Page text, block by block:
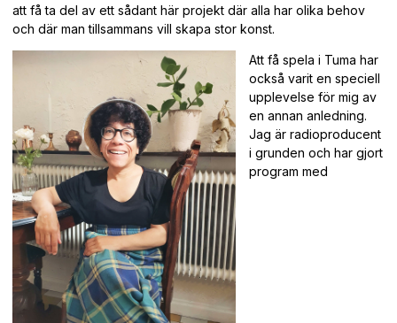
att få ta del av ett sådant här projekt där alla har olika behov
och där man tillsammans vill skapa stor konst.
Att få spela i Tuma har
också varit en speciell
upplevelse för mig av
en annan anledning.
Jag är radioproducent
i grunden och har gjort
program med